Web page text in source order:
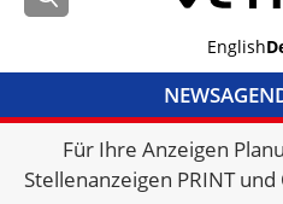
English
NEWS
Für Ihre Anzeigen
Stellenanzeigen PRINT